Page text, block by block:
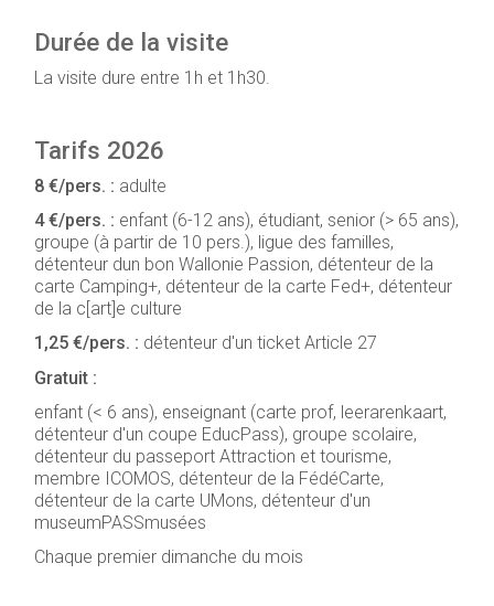
Durée de la visite
La visite dure entre 1h et 1h30.
Tarifs 2026
8 €/pers. : adulte
4 €/pers. : enfant (6-12 ans), étudiant, senior (> 65 ans),
groupe (à partir de 10 pers.), ligue des familles,
détenteur dun bon Wallonie Passion, détenteur de la
carte Camping+, détenteur de la carte Fed+, détenteur
de la c[art]e culture
1,25 €/pers. : détenteur d'un ticket Article 27
Gratuit :
enfant (< 6 ans), enseignant (carte prof, leerarenkaart,
détenteur d'un coupe EducPass), groupe scolaire,
détenteur du passeport Attraction et tourisme,
membre ICOMOS, détenteur de la FédéCarte,
détenteur de la carte UMons, détenteur d'un
museumPASSmusées
Chaque premier dimanche du mois